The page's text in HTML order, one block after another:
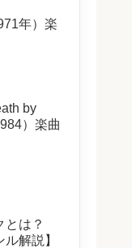
年）楽
by
）楽曲
とは？
ル解説】